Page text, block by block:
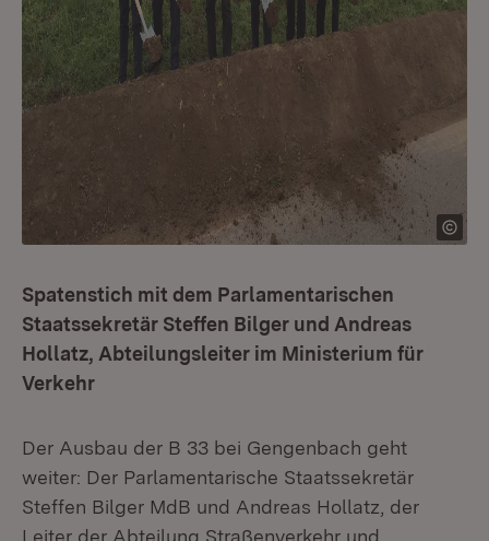
Spatenstich mit dem Parlamentarischen
Staatssekretär Steffen Bilger und Andreas
Hollatz, Abteilungsleiter im Ministerium für
Verkehr
Der Ausbau der B 33 bei Gengenbach geht
weiter: Der Parlamentarische Staatssekretär
Steffen Bilger MdB und Andreas Hollatz, der
Leiter der Abteilung Straßenverkehr und